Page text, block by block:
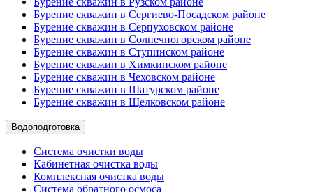
Бурение скважин в Сергиево-Посадском районе
Бурение скважин в Серпуховском районе
Бурение скважин в Солнечногорском районе
Бурение скважин в Ступинском районе
Бурение скважин в Химкинском районе
Бурение скважин в Чеховском районе
Бурение скважин в Шатурском районе
Бурение скважин в Щелковском районе
Водоподготовка
Система очистки воды
Кабинетная очистка воды
Комплексная очистка воды
Система обратного осмоса